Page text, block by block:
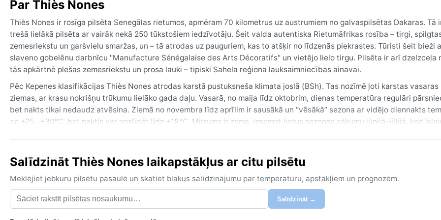
Par Thiès Nones
Thiès Nones ir rosīga pilsēta Senegālas rietumos, apmēram 70 kilometrus uz austrumiem no galvaspilsētas Dakaras. Tā
trešā lielākā pilsēta ar vairāk nekā 250 tūkstošiem iedzīvotāju. Šeit valda autentiska Rietumāfrikas rosība – tirgi,
zemesriekstu un garšvielu smaržas, un – tā atrodas uz pauguriem, kas to atšķir no līdzenās piekrastes. Tūristi šeit bieži
slaveno gobelēnu darbnīcu "Manufacture Sénégalaise des Arts Décoratifs" un vietējo lielo tirgu. Pilsēta ir arī dzelzceļa
tās apkārtnē plešas zemesriekstu un prosa lauki – tipiski Sahela reģiona lauksaimniecības ainavai.
Pēc Kepenes klasifikācijas Thiès Nones atrodas karstā pustuksneša klimata joslā (BSh). Tas nozīmē ļoti karstas
ziemas, ar krasu nokrišņu trūkumu lielāko gada daļu. Vasarā, no maija līdz oktobrim, dienas temperatūra regulāri
bet nakts tikai nedaudz atvēsina. Ziemā no novembra līdz aprīlim ir sausākā un “vēsākā” sezona ar vidējo diennakts
ap +25...+30°C, bet naktīs var noslīdēt līdz +18°C. Mitrums ir zems, izņemot lietus sezonas sākumu jūnijā–jūlijā, kad
Labākais laiks ceļošanai ir saussā un vēsākā sezona – no decembra līdz februārim. Tad temperatūra ir patīkamāka,
saulainas un bez spēcīgiem nokrišņiem. Kaut arī Thiès Nones atrodas tālu no Atlantijas okeāna tiešās ietekmes,
fenomens ir harmatāns – sausais un putekļainais vējš no Sahāras, kas no novembra līdz martam var iestumt debesīs
miglu, samazinot redzamību un sajūtoties kā smilšu vētrā. Taču citādi reģionā nav bieži sastopami ekstremāli laikapstākļi
viesuļvētras vai ilgstoši lietus; šī ir stabila, sausa un karsta vide, kas piemērota drosmīgiem Sahela pētniekiem.
Salīdzināt Thiès Nones laikapstākļus ar citu pilsētu
Meklējiet jebkuru pilsētu pasaulē un skatiet blakus salīdzinājumu par temperatūru, apstākļiem un prognozēm.
Salīdzināt →